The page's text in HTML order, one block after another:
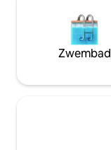
Zwembad